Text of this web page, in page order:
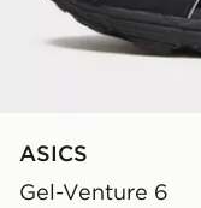
ASICS
Gel-Venture 6